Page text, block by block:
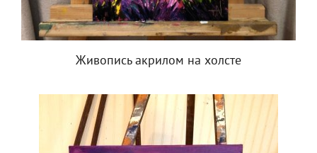
Живопись акрилом на холсте